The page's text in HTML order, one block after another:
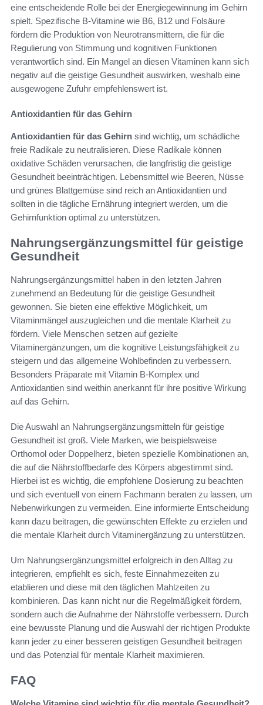
eine entscheidende Rolle bei der Energiegewinnung im Gehirn
spielt. Spezifische B-Vitamine wie B6, B12 und Folsäure
fördern die Produktion von Neurotransmittern, die für die
Regulierung von Stimmung und kognitiven Funktionen
verantwortlich sind. Ein Mangel an diesen Vitaminen kann sich
negativ auf die geistige Gesundheit auswirken, weshalb eine
ausgewogene Zufuhr empfehlenswert ist.
Antioxidantien für das Gehirn
Antioxidantien für das Gehirn sind wichtig, um schädliche
freie Radikale zu neutralisieren. Diese Radikale können
oxidative Schäden verursachen, die langfristig die geistige
Gesundheit beeinträchtigen. Lebensmittel wie Beeren, Nüsse
und grünes Blattgemüse sind reich an Antioxidantien und
sollten in die tägliche Ernährung integriert werden, um die
Gehirnfunktion optimal zu unterstützen.
Nahrungsergänzungsmittel für geistige
Gesundheit
Nahrungsergänzungsmittel haben in den letzten Jahren
zunehmend an Bedeutung für die geistige Gesundheit
gewonnen. Sie bieten eine effektive Möglichkeit, um
Vitaminmängel auszugleichen und die mentale Klarheit zu
fördern. Viele Menschen setzen auf gezielte
Vitaminergänzungen, um die kognitive Leistungsfähigkeit zu
steigern und das allgemeine Wohlbefinden zu verbessern.
Besonders Präparate mit Vitamin B-Komplex und
Antioxidantien sind weithin anerkannt für ihre positive Wirkung
auf das Gehirn.
Die Auswahl an Nahrungsergänzungsmitteln für geistige
Gesundheit ist groß. Viele Marken, wie beispielsweise
Orthomol oder Doppelherz, bieten spezielle Kombinationen an,
die auf die Nährstoffbedarfe des Körpers abgestimmt sind.
Hierbei ist es wichtig, die empfohlene Dosierung zu beachten
und sich eventuell von einem Fachmann beraten zu lassen, um
Nebenwirkungen zu vermeiden. Eine informierte Entscheidung
kann dazu beitragen, die gewünschten Effekte zu erzielen und
die mentale Klarheit durch Vitaminergänzung zu unterstützen.
Um Nahrungsergänzungsmittel erfolgreich in den Alltag zu
integrieren, empfiehlt es sich, feste Einnahmezeiten zu
etablieren und diese mit den täglichen Mahlzeiten zu
kombinieren. Das kann nicht nur die Regelmäßigkeit fördern,
sondern auch die Aufnahme der Nährstoffe verbessern. Durch
eine bewusste Planung und die Auswahl der richtigen Produkte
kann jeder zu einer besseren geistigen Gesundheit beitragen
und das Potenzial für mentale Klarheit maximieren.
FAQ